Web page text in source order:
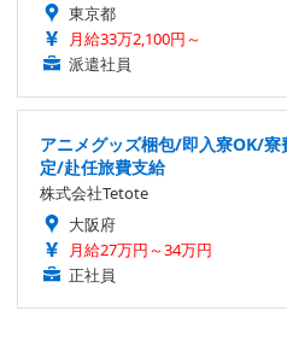
東京都
月給33万2,100円～
派遣社員
アニメグッズ梱包/即入寮OK/
定/赴任旅費支給
株式会社Tetote
大阪府
月給27万円～34万円
正社員